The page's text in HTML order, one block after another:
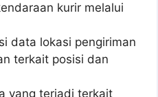
kurir melalui
data lokasi pengiriman
terkait posisi dan
yang terjadi terkait